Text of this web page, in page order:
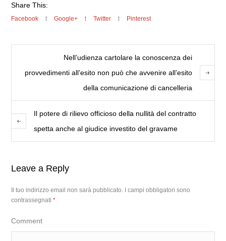
Share This:
Facebook Google+ Twitter Pinterest
Nell’udienza cartolare la conoscenza dei
provvedimenti all’esito non può che avvenire all’esito
della comunicazione di cancelleria
Il potere di rilievo officioso della nullità del contratto
spetta anche al giudice investito del gravame
Leave a Reply
Il tuo indirizzo email non sarà pubblicato.
I campi obbligatori sono
contrassegnati*
Comment